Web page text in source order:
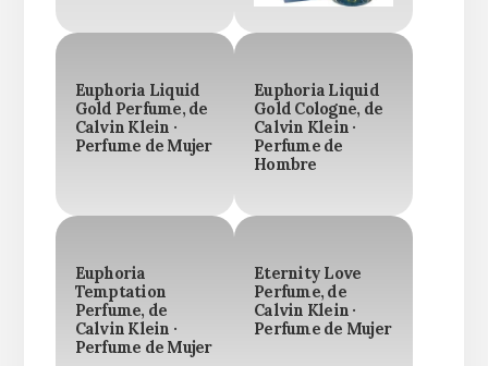
Euphoria Liquid
Gold Perfume, de
Calvin Klein ·
Perfume de Mujer
Euphoria Liquid
Gold Cologne, de
Calvin Klein ·
Perfume de
Hombre
Euphoria
Temptation
Perfume, de
Calvin Klein ·
Perfume de Mujer
Eternity Love
Perfume, de
Calvin Klein ·
Perfume de Mujer